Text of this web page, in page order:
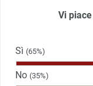
Vi
Sì (65%)
No (35%)